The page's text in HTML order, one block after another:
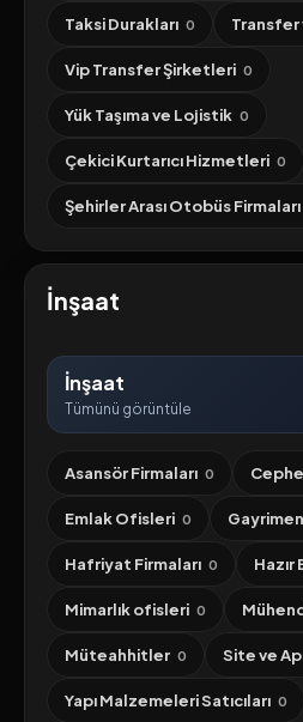
Taksi Durakları 0 Transfer
Vip Transfer Şirketleri 0
Yük Taşıma ve Lojistik 0
Çekici Kurtarıcı Hizmetleri 0
Şehirler Arası Otobüs Firmaları
İnşaat
İnşaat
Tümünü görüntüle
Asansör Firmaları 0
Emlak Ofisleri 0
Hafriyat Firmaları 0
Mimarlık ofisleri 0
Müteahhitler 0 Site ve
Yapı Malzemeleri Satıcıları 0